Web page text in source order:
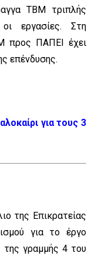
ΤΒΜ τριπλής
εργασίες. Στη
προς ΠΑΠΕΙ έχει
επένδυσης.
για τους 3
της Επικρατείας
για το έργο
γραμμής 4 του